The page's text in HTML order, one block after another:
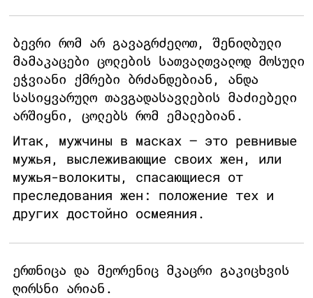
ბევრი რომ არ გავაგრძელოთ, შენიღბული
მამაკაცები ცოლების სათვალთვალოდ მოსული
ეჭვიანი ქმრები ბრძანდებიან, ანდა
სასიყვარულო თავგადასავლების მაძიებელი
არშიყნი, ცოლებს რომ ემალებიან.
Итак, мужчины в масках – это ревнивые
мужья, выслеживающие своих жен, или
мужья-волокиты, спасающиеся от
преследования жен: положение тех и
других достойно осмеяния.
ერთნიცა და მეორენიც მკაცრი გაკიცხვის
ღირსნი არიან.